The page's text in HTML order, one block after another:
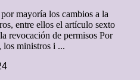
mayoría los cambios a la
entre ellos el artículo sexto
revocación de permisos Por
los ministros i ...